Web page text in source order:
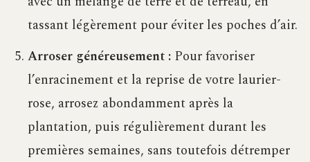
tassant légèrement pour éviter les poches d’air.
Arroser généreusement : Pour favoriser
l’enracinement et la reprise de votre laurier-
rose, arrosez abondamment après la
plantation, puis régulièrement durant les
premières semaines, sans toutefois détremper